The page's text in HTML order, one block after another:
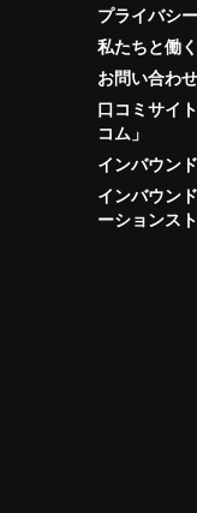
プライバシ
私たちと働
お問い合わせ
口コミサイ
コム」
インバウン
インバウン
ーションスト